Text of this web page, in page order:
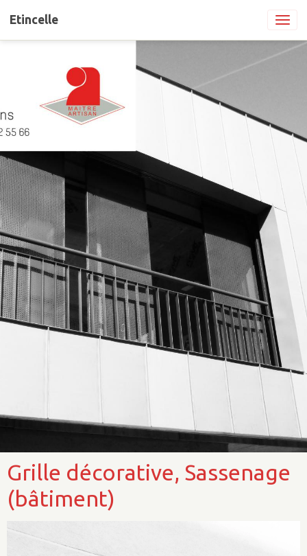
Etincelle
Grille décorative, Sassenage
(bâtiment)